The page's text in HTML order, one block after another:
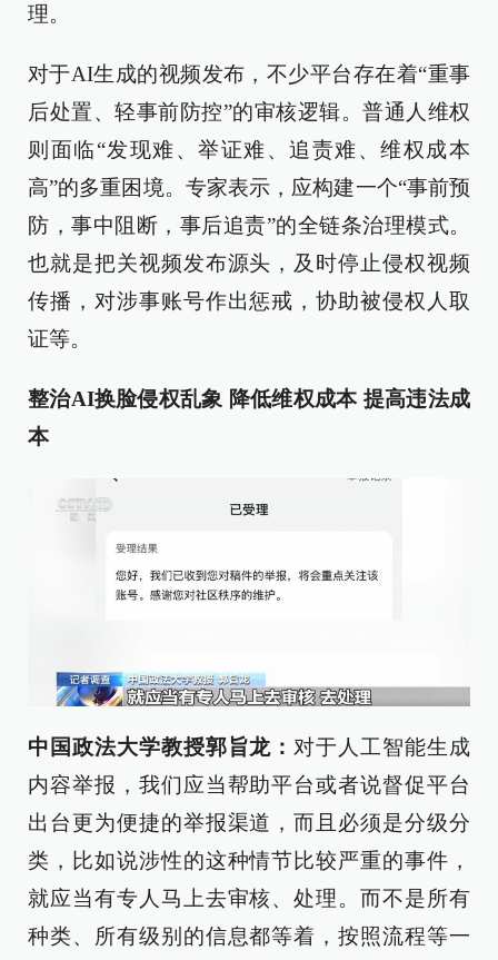
理。
对于AI生成的视频发布，不少平台存在着“重事
后处置、轻事前防控”的审核逻辑。普通人维权
则面临“发现难、举证难、追责难、维权成本
高”的多重困境。专家表示，应构建一个“事前预
防，事中阻断，事后追责”的全链条治理模式。
也就是把关视频发布源头，及时停止侵权视频
传播，对涉事账号作出惩戒，协助被侵权人取
证等。
整治AI换脸侵权乱象 降低维权成本 提高违法成
本
中国政法大学教授郭旨龙： 对于人工智能生成
内容举报，我们应当帮助平台或者说督促平台
出台更为便捷的举报渠道，而且必须是分级分
类，比如说涉性的这种情节比较严重的事件，
就应当有专人马上去审核、处理。而不是所有
种类、所有级别的信息都等着，按照流程等一